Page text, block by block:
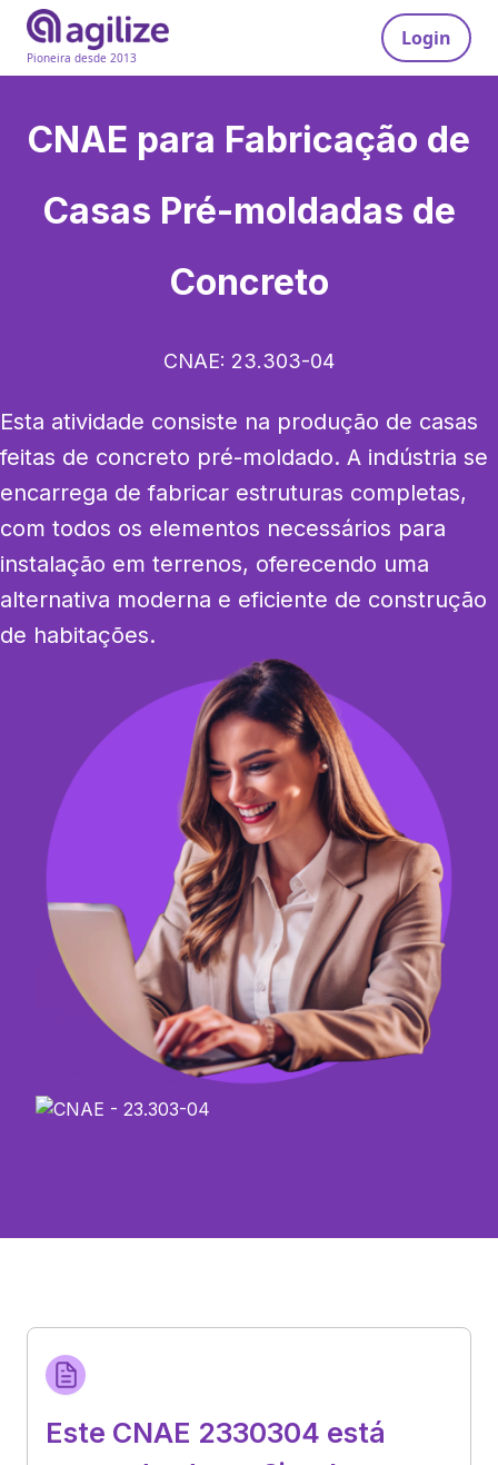
Pioneira desde 2013
Login
CNAE para Fabricação de
Casas Pré-moldadas de
Concreto
CNAE: 23.303-04
Esta atividade consiste na produção de casas
feitas de concreto pré-moldado. A indústria se
encarrega de fabricar estruturas completas,
com todos os elementos necessários para
instalação em terrenos, oferecendo uma
alternativa moderna e eficiente de construção
de habitações.
Este CNAE 2330304 está